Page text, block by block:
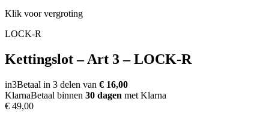
Klik voor vergroting
LOCK-R
Kettingslot – Art 3 – LOCK-R
in3Betaal in 3 delen van € 16,00
KlarnaBetaal binnen 30 dagen met Klarna
€ 49,00